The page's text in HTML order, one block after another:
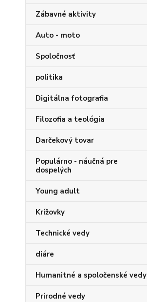
Zábavné aktivity
Auto - moto
Spoločnosť
politika
Digitálna fotografia
Filozofia a teológia
Darčekový tovar
Populárno - náučná pre
dospelých
Young adult
Krížovky
Technické vedy
diáre
Humanitné a spoločenské vedy
Prírodné vedy